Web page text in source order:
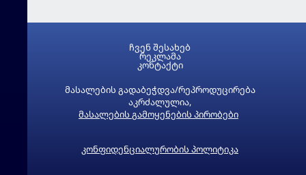
მასალების გადაბეჭდვა/რეპროდუცირება
აკრძალულია,
მასალების გამოყენების პირობები
კონფიდენციალურობის პოლიტიკა
ჩვენ შესახებ
რეკლამა
კონტაქტი